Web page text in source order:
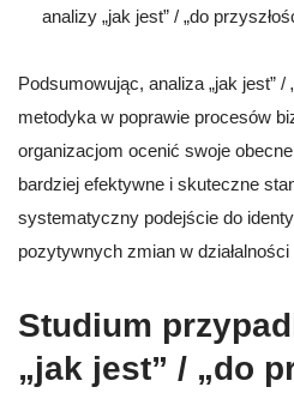
analizy „jak jest” / „do
Podsumowując, analiza „jak jest” /
metodyka w poprawie procesów
organizacjom ocenić swoje
bardziej efektywne i skuteczne
systematyczny podejście do
pozytywnych zmian w
Studium
„jak jest” / „do